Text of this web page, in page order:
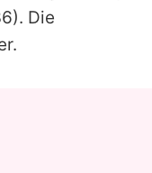
Die